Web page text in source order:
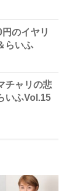
のイヤリ
らいふ
チャリの悲
いふVol.15